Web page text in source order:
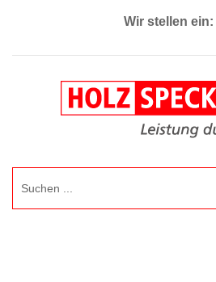
Wir stellen ein: